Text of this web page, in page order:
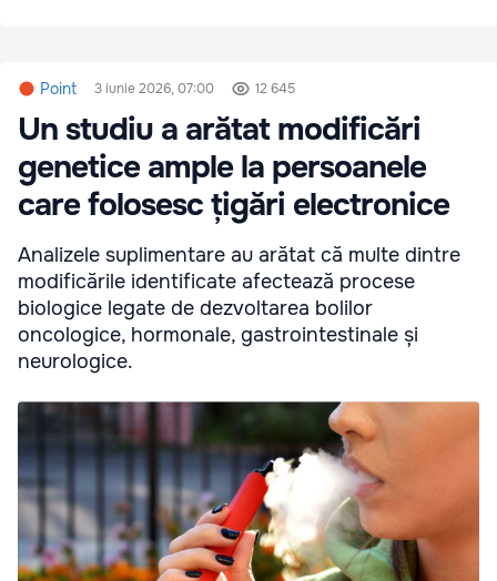
Point 3 iunie 2026, 07:00 12 645
Un studiu a arătat modificări
genetice ample la persoanele
care folosesc țigări electronice
Analizele suplimentare au arătat că multe dintre
modificările identificate afectează procese
biologice legate de dezvoltarea bolilor
oncologice, hormonale, gastrointestinale și
neurologice.